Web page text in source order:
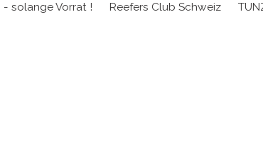
- solange Vorrat !
Reefers Club Schweiz